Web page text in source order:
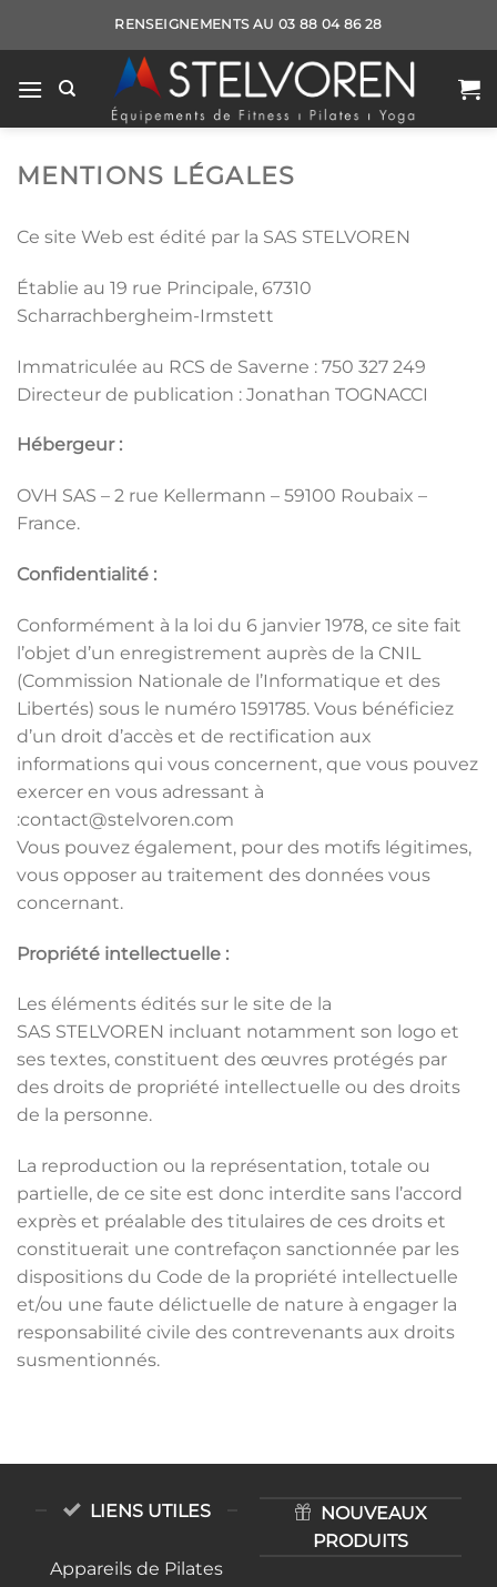
RENSEIGNEMENTS AU 03 88 04 86 28
MENTIONS LÉGALES
Ce site Web est édité par la SAS STELVOREN
Établie au 19 rue Principale, 67310
Scharrachbergheim-Irmstett
Immatriculée au RCS de Saverne : 750 327 249
Directeur de publication : Jonathan TOGNACCI
Hébergeur :
OVH SAS – 2 rue Kellermann – 59100 Roubaix –
France.
Confidentialité :
Conformément à la loi du 6 janvier 1978, ce site fait
l’objet d’un enregistrement auprès de la CNIL
(Commission Nationale de l’Informatique et des
Libertés) sous le numéro 1591785. Vous bénéficiez
d’un droit d’accès et de rectification aux
informations qui vous concernent, que vous pouvez
exercer en vous adressant à
:contact@stelvoren.com
Vous pouvez également, pour des motifs légitimes,
vous opposer au traitement des données vous
concernant.
Propriété intellectuelle :
Les éléments édités sur le site de la
SAS STELVOREN incluant notamment son logo et
ses textes, constituent des œuvres protégés par
des droits de propriété intellectuelle ou des droits
de la personne.
La reproduction ou la représentation, totale ou
partielle, de ce site est donc interdite sans l’accord
exprès et préalable des titulaires de ces droits et
constituerait une contrefaçon sanctionnée par les
dispositions du Code de la propriété intellectuelle
et/ou une faute délictuelle de nature à engager la
responsabilité civile des contrevenants aux droits
susmentionnés.
LIENS UTILES
Appareils de Pilates
NOUVEAUX
PRODUITS